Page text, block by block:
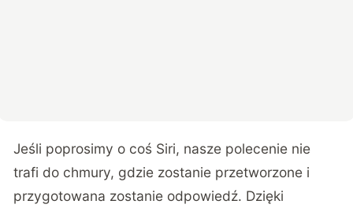
Jeśli poprosimy o coś Siri, nasze polecenie nie
trafi do chmury, gdzie zostanie przetworzone i
przygotowana zostanie odpowiedź. Dzięki